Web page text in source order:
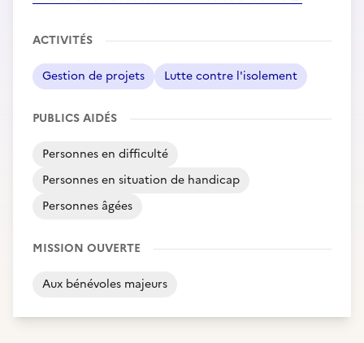
ACTIVITÉS
Gestion de projets Lutte contre l'isolement
PUBLICS AIDÉS
Personnes en difficulté
Personnes en situation de handicap
Personnes âgées
MISSION OUVERTE
Aux bénévoles majeurs